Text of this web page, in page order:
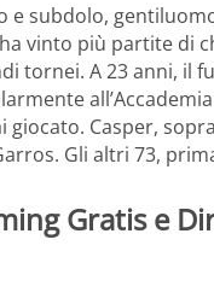
e subdolo,
vinto più partite di
tornei. A 23 anni, il
Casper,
Gli altri 73,
Gratis e